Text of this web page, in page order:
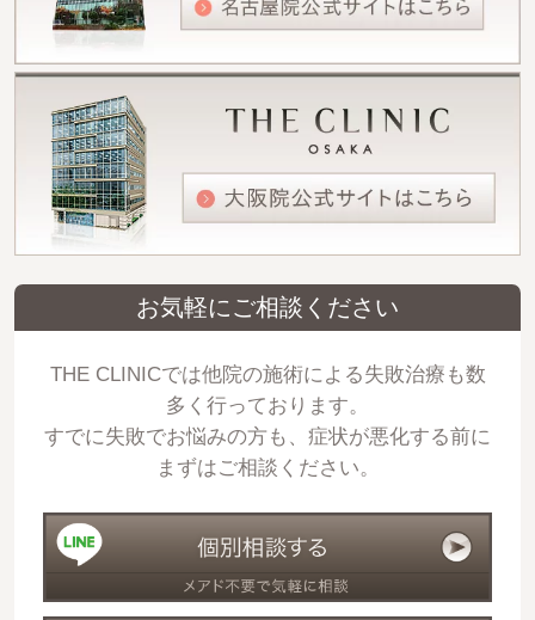
お気軽にご相談ください
THE CLINICでは他院の施術による失敗治療も数
多く行っております。
すでに失敗でお悩みの方も、症状が悪化する前に
まずはご相談ください。